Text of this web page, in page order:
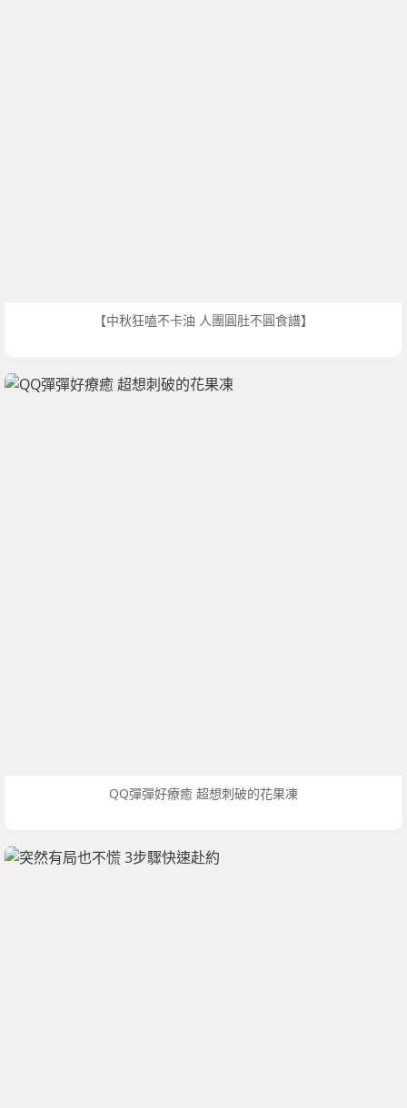
【中秋狂嗑不卡油 人團圓肚不圓食譜】
QQ彈彈好療癒 超想刺破的花果凍